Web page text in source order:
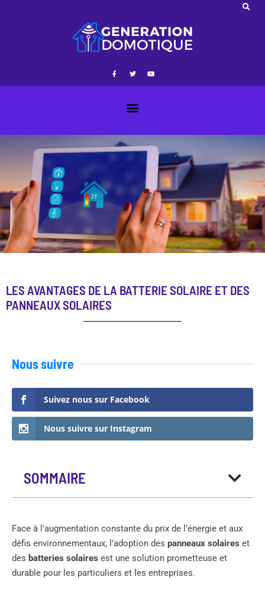
LES AVANTAGES DE LA BATTERIE SOLAIRE ET DES
PANNEAUX SOLAIRES
Nous suivre
Suivez nous sur Facebook
Nous suivre sur Instagram
SOMMAIRE
Face à l’augmentation constante du prix de l’énergie et aux
défis environnementaux, l’adoption des panneaux solaires et
des batteries solaires est une solution prometteuse et
durable pour les particuliers et les entreprises.